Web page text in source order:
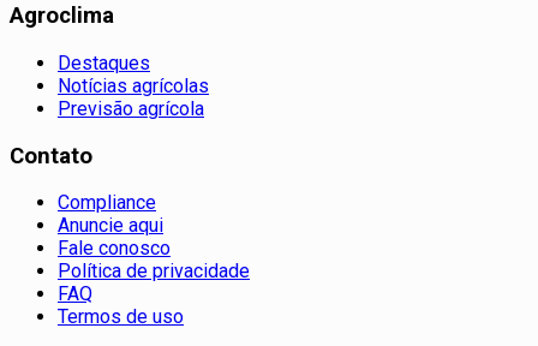
Agroclima
Destaques
Notícias agrícolas
Previsão agrícola
Contato
Compliance
Anuncie aqui
Fale conosco
Política de privacidade
FAQ
Termos de uso